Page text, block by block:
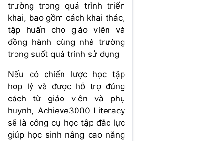
trường trong quá trình triển
khai, bao gồm cách khai thác,
tập huấn cho giáo viên và
đồng hành cùng nhà trường
trong suốt quá trình sử dụng
Nếu có chiến lược học tập
hợp lý và được hỗ trợ đúng
cách từ giáo viên và phụ
huynh, Achieve3000 Literacy
sẽ là công cụ học tập đắc lực
giúp học sinh nâng cao năng